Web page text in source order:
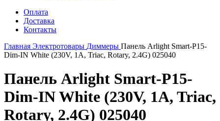
Оплата
Доставка
Контакты
Главная Электротовары Диммеры Панель Arlight Smart-P15-
Dim-IN White (230V, 1A, Triac, Rotary, 2.4G) 025040
Панель Arlight Smart-P15-
Dim-IN White (230V, 1A, Triac,
Rotary, 2.4G) 025040